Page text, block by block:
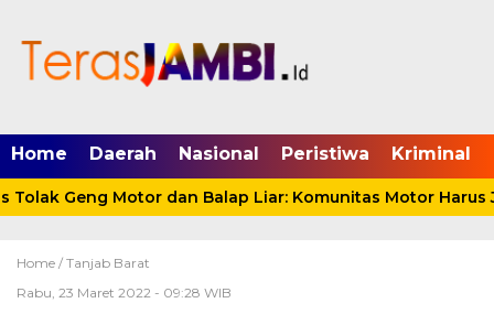
Home Daerah Nasional Peristiwa Kriminal
Geng Motor dan Balap Liar: Komunitas Motor Harus
Home / Tanjab Barat
Rabu, 23 Maret 2022 - 09:28 WIB